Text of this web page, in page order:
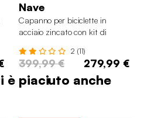
Nave
Capanno per biciclette in
acciaio zincato con kit di
2 (11)
399,99 € 279,99 €
è piaciuto anche